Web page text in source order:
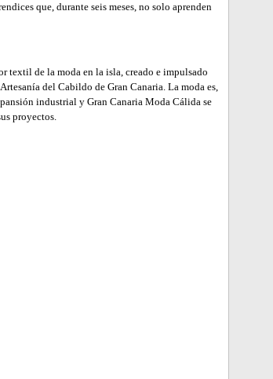
que, durante seis meses, no solo aprenden
textil de la moda en la isla, creado e impulsado
del Cabildo de Gran Canaria. La moda es,
industrial y Gran Canaria Moda Cálida se
proyectos.